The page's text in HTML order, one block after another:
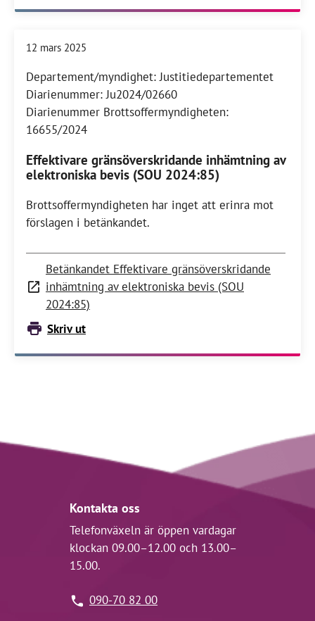
12 mars 2025
Departement/myndighet: Justitiedepartementet
Diarienummer: Ju2024/02660
Diarienummer Brottsoffermyndigheten:
16655/2024
Effektivare gränsöverskridande inhämtning av
elektroniska bevis (SOU 2024:85)
Brottsoffermyndigheten har inget att erinra mot
förslagen i betänkandet.
Betänkandet Effektivare gränsöverskridande
inhämtning av elektroniska bevis (SOU
2024:85)
Skriv ut
Kontakta oss
Telefonväxeln är öppen vardagar
klockan 09.00–12.00 och 13.00–
15.00.
090-70 82 00